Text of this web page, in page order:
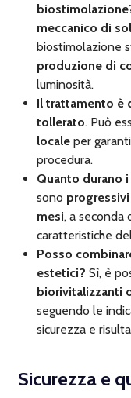
meccanico di
biostimolazione
produzione di
luminosità.
Il trattamento è
tollerato. Può
localeper
procedura.
Quanto durano
sono
mesi, a
caratteristiche
Posso
estetici? Sì, è
biorivitalizzanti
seguendo le
sicurezza e
Sicurezza e